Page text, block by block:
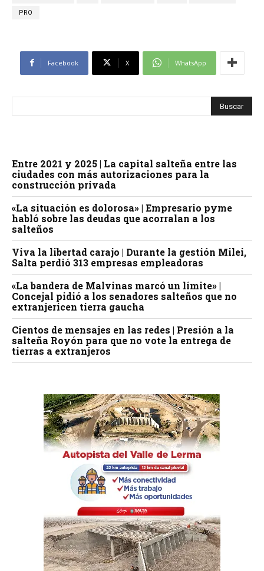
PRO
Facebook X WhatsApp
Entre 2021 y 2025 | La capital salteña entre las
ciudades con más autorizaciones para la
construcción privada
«La situación es dolorosa» | Empresario pyme
habló sobre las deudas que acorralan a los
salteños
Viva la libertad carajo | Durante la gestión Milei,
Salta perdió 313 empresas empleadoras
«La bandera de Malvinas marcó un límite» |
Concejal pidió a los senadores salteños que no
extranjericen tierra gaucha
Cientos de mensajes en las redes | Presión a la
salteña Royón para que no vote la entrega de
tierras a extranjeros